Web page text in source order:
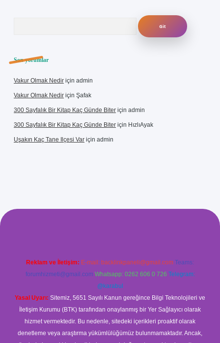
Son yorumlar
Vakur Olmak Nedir için admin
Vakur Olmak Nedir için Şafak
300 Sayfalık Bir Kitap Kaç Günde Biter için admin
300 Sayfalık Bir Kitap Kaç Günde Biter için HızlıAyak
Uşakın Kaç Tane Ilçesi Var için admin
Reklam ve İletişim: E-mail: backlinkpaneli@gmail.com Teams:
forumhizmeti@gmail.com Whatsapp: 0262 606 0 726 Telegram:
@karabul
Yasal Uyarı: Sitemiz, 5651 Sayılı Kanun gereğince Bilgi Teknolojileri ve
İletişim Kurumu (BTK) tarafından onaylanmış bir Yer Sağlayıcı olarak
hizmet vermektedir. Bu nedenle, sitedeki içerikleri proaktif olarak
denetleme veya araştırma yükümlülüğümüz bulunmamaktadır. Ancak,